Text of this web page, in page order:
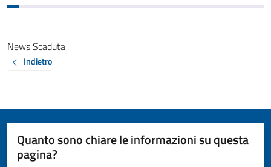
News Scaduta
Indietro
Quanto sono chiare le informazioni su questa
pagina?